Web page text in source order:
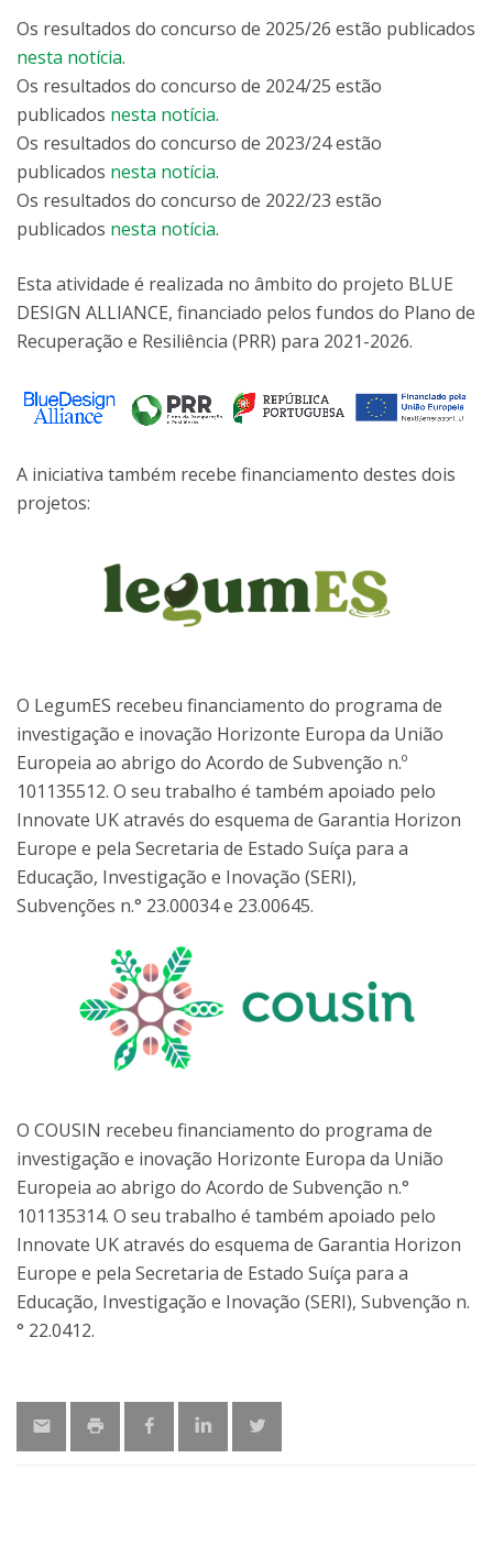
Os resultados do concurso de 2025/26 estão publicados
nesta notícia.
Os resultados do concurso de 2024/25 estão
publicados nesta notícia.
Os resultados do concurso de 2023/24 estão
publicados nesta notícia.
Os resultados do concurso de 2022/23 estão
publicados nesta notícia.
Esta atividade é realizada no âmbito do projeto BLUE
DESIGN ALLIANCE, financiado pelos fundos do Plano de
Recuperação e Resiliência (PRR) para 2021-2026.
A iniciativa também recebe financiamento destes dois
projetos:
O LegumES recebeu financiamento do programa de
investigação e inovação Horizonte Europa da União
Europeia ao abrigo do Acordo de Subvenção n.º
101135512. O seu trabalho é também apoiado pelo
Innovate UK através do esquema de Garantia Horizon
Europe e pela Secretaria de Estado Suíça para a
Educação, Investigação e Inovação (SERI),
Subvenções n.° 23.00034 e 23.00645.
O COUSIN recebeu financiamento do programa de
investigação e inovação Horizonte Europa da União
Europeia ao abrigo do Acordo de Subvenção n.°
101135314. O seu trabalho é também apoiado pelo
Innovate UK através do esquema de Garantia Horizon
Europe e pela Secretaria de Estado Suíça para a
Educação, Investigação e Inovação (SERI), Subvenção n.
° 22.0412.